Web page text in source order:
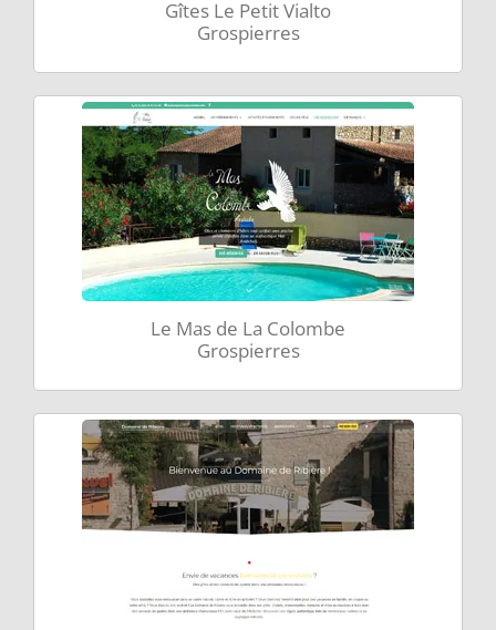
Gîtes Le Petit Vialto
Grospierres
Le Mas de La Colombe
Grospierres